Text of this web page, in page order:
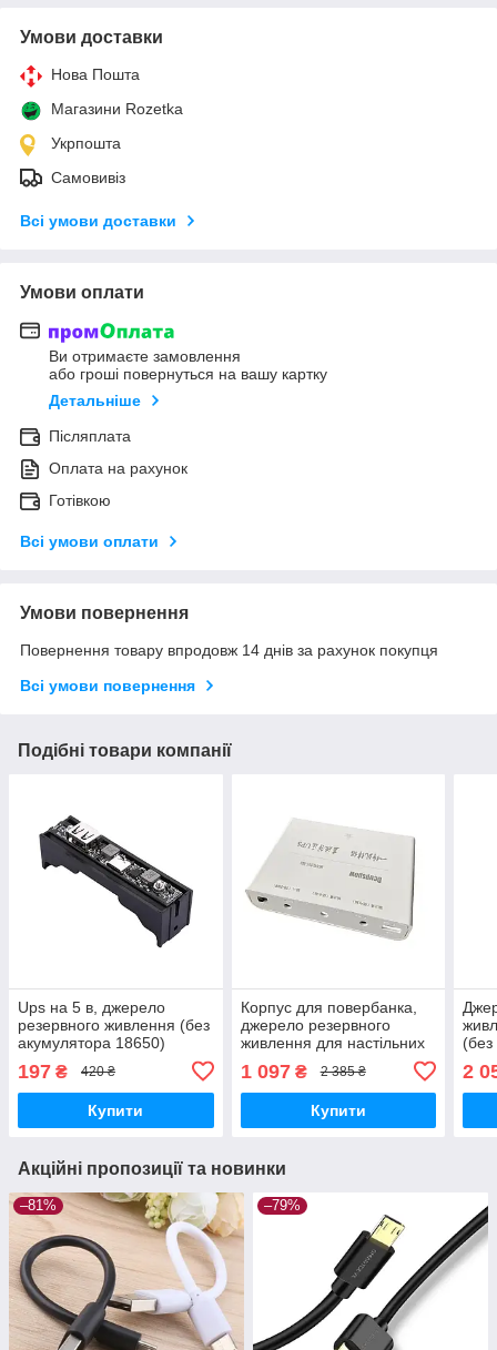
Умови доставки
Нова Пошта
Магазини Rozetka
Укрпошта
Самовивіз
Всі умови доставки
Умови оплати
Ви отримаєте замовлення
або гроші повернуться на вашу картку
Детальніше
Післяплата
Оплата на рахунок
Готівкою
Всі умови оплати
Умови повернення
Повернення товару впродовж 14 днів за рахунок покупця
Всі умови повернення
Подібні товари компанії
Ups на 5 в, джерело
резервного живлення (без
акумулятора 18650)
197 ₴ 420 ₴
Купити
Корпус для повербанка,
джерело резервного
живлення для настільних
18650 х 5 шт.)
1 097₴ 2 385 ₴
Купити
(без
2
Акційні пропозиції та новинки
–81% –79%